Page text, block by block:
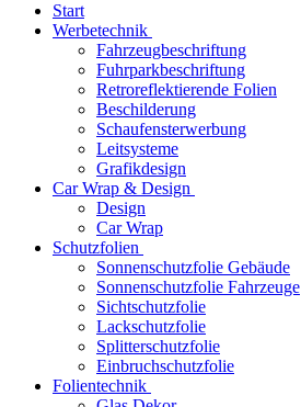
Start
Werbetechnik
Fahrzeugbeschriftung
Fuhrparkbeschriftung
Retroreflektierende Folien
Beschilderung
Schaufensterwerbung
Leitsysteme
Grafikdesign
Car Wrap & Design
Design
Car Wrap
Schutzfolien
Sonnenschutzfolie Gebäude
Sonnenschutzfolie Fahrzeuge
Sichtschutzfolie
Lackschutzfolie
Splitterschutzfolie
Einbruchschutzfolie
Folientechnik